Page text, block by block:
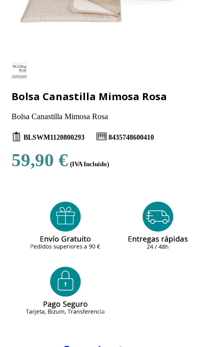
Bolsa Canastilla Mimosa Rosa
Bolsa Canastilla Mimosa Rosa
BLSWM1120800293 8435748600410
59,90 € (IVA Incluido)